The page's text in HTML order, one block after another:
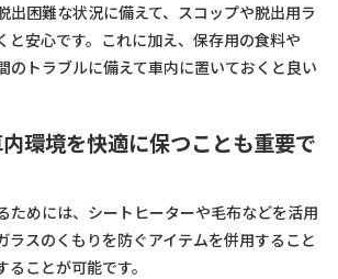
出困難な状況に備えて、スコップや脱出用ラ
と安心です。これに加え、保存用の食料や
のトラブルに備えて車内に置いておくと良い
環境を快適に保つことも重要で
ためには、シートヒーターや毛布などを活用
ラスのくもりを防ぐアイテムを併用すること
ことが可能です。